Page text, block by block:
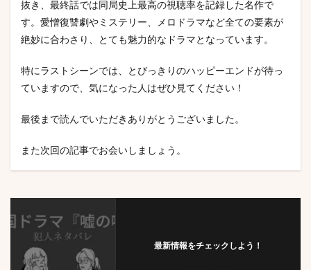
抜き、最終話では同局史上最高の視聴率を記録した名作で
す。愛憎復讐劇やミステリー、メロドラマなど全ての要素が
絶妙に合わさり、とても魅力的なドラマとなっています。
特にラストシーンでは、とびっきりのハッピーエンドが待っ
ていますので、気になった人はぜひ見てください！
最後まで読んでいただきありがとうございました。
また次回の記事でお会いしましょう。
最新情報をチェックしよう！